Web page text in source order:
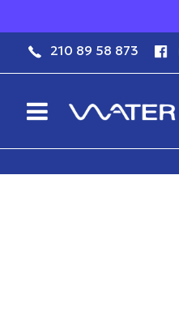
210 89 58 873